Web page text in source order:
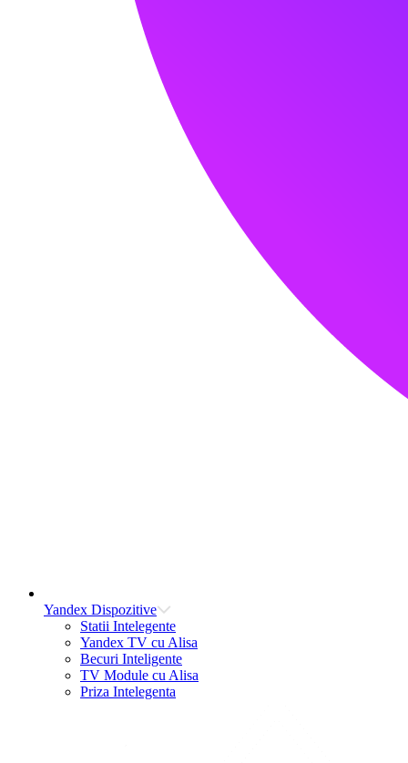
Yandex Dispozitive
Statii Intelegente
Yandex TV cu Alisa
Becuri Inteligente
TV Module cu Alisa
Priza Intelegenta